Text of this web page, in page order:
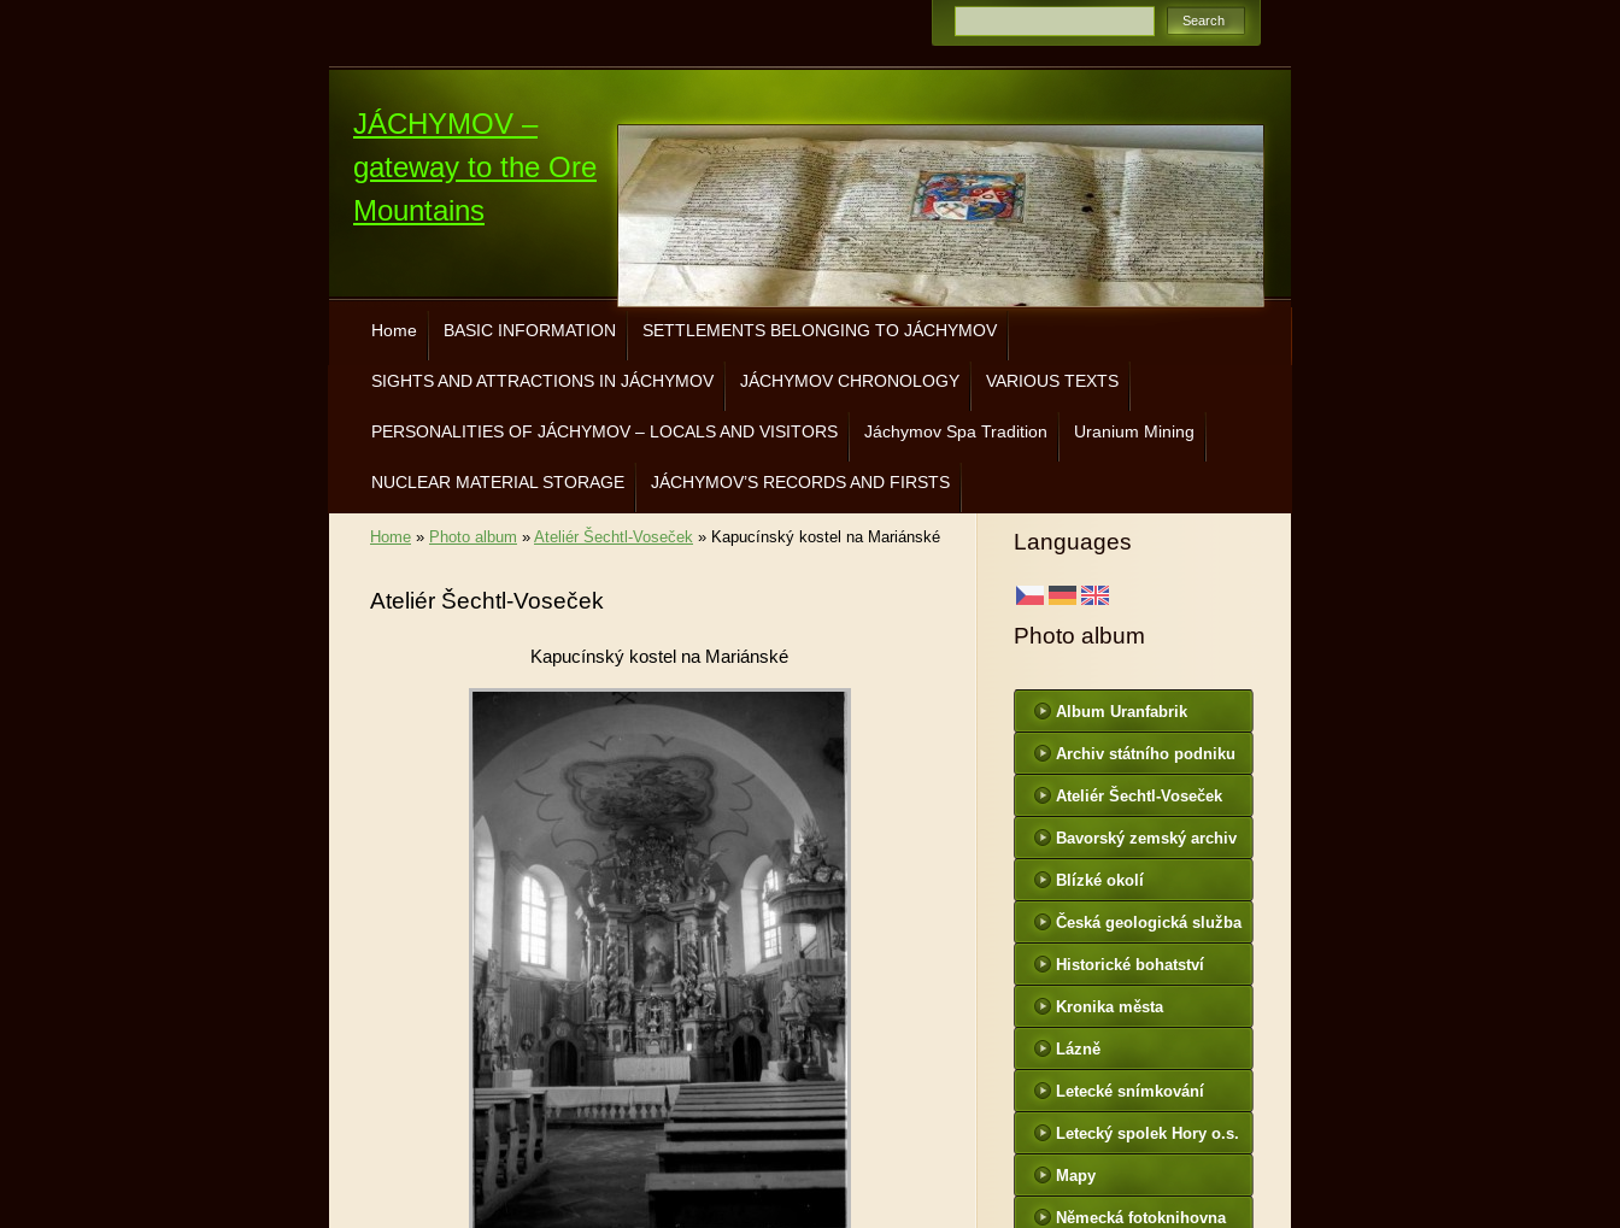
JÁCHYMOV –
gateway to the Ore
Mountains
Home BASIC INFORMATION SETTLEMENTS BELONGING TO JÁCHYMOV
SIGHTS AND ATTRACTIONS IN JÁCHYMOV JÁCHYMOV CHRONOLOGY VARIOUS TEXTS
PERSONALITIES OF JÁCHYMOV – LOCALS AND VISITORS Jáchymov Spa Tradition Uranium Mining
NUCLEAR MATERIAL STORAGE JÁCHYMOV’S RECORDS AND FIRSTS
Home » Photo album » Ateliér Šechtl-Voseček » Kapucínský kostel na Mariánské
Ateliér Šechtl-Voseček
Kapucínský kostel na Mariánské
Languages
Photo album
Album Uranfabrik
Archiv státního podniku
Ateliér Šechtl-Voseček
Bavorský zemský archiv
http://www.gda.bayern.de
Blízké okolí
Česká geologická služba
Historické bohatství
Kronika města
http://www.portafontium.
Lázně
Letecké snímkování
Letecký spolek Hory o.s.
Mapy
Německá fotoknihovna